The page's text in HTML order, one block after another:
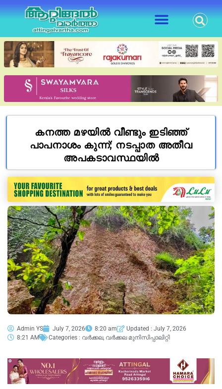
കനത്ത മഴയിൽ വീണ്ടും ഇടിഞ്ഞ്
പാപനാശം കുന്ന്; നടപ്പാത അതീവ
അപകടാവസ്ഥയിൽ
Admin YS July 7, 2026 8:20 am
Updated : July 7, 2026
8:21 AM
Categories : വർക്കല, വർക്കല മുനിസിപ്പാലിറ്റി